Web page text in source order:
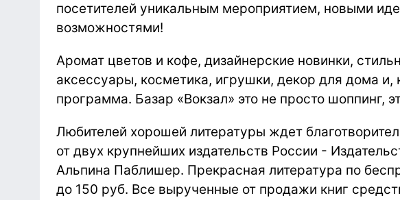
посетителей уникальным мероприятием, новыми
возможностями!
Аромат цветов и кофе, дизайнерские новинки,
аксессуары, косметика, игрушки, декор для дома и,
программа. Базар «Вокзал» это не просто шоппинг,
Любителей хорошей литературы ждет
от двух крупнейших издательств России -
Альпина Паблишер. Прекрасная литература по
до 150 руб. Все вырученные от продажи книг